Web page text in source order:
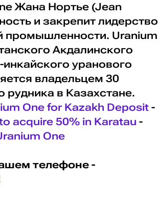
Жана Нортье (Jean
и закрепит лидерство
промышленности. Uranium
Акдалинского
уранового
владельцем 30
рудника в Казахстане.
One for Kazakh Deposit -
acquire 50% in Karatau -
One
телефоне -